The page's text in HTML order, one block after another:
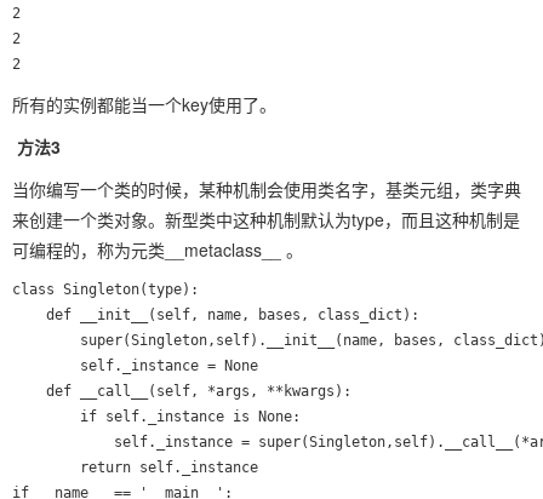
2
2
所有的实例都能当一个key使用了。
方法3
当你编写一个类的时候，某种机制会使用类名字，基类元组，类字典
来创建一个类对象。新型类中这种机制默认为type，而且这种机制是
可编程的，称为元类__metaclass__ 。
class Singleton(type):
    def __init__(self, name, bases, class_dict):
super(Singleton,self).__init__(name, bases,
        self._instance = None
    def __call__(self, *args, **kwargs):
        if self._instance is None:
self._instance =
        return self._instance
if __name__ == '__main__':